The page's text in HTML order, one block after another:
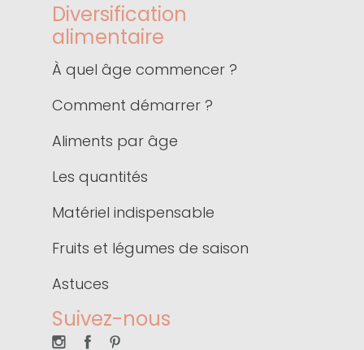
Diversification
alimentaire
À quel âge commencer ?
Comment démarrer ?
Aliments par âge
Les quantités
Matériel indispensable
Fruits et légumes de saison
Astuces
Suivez-nous